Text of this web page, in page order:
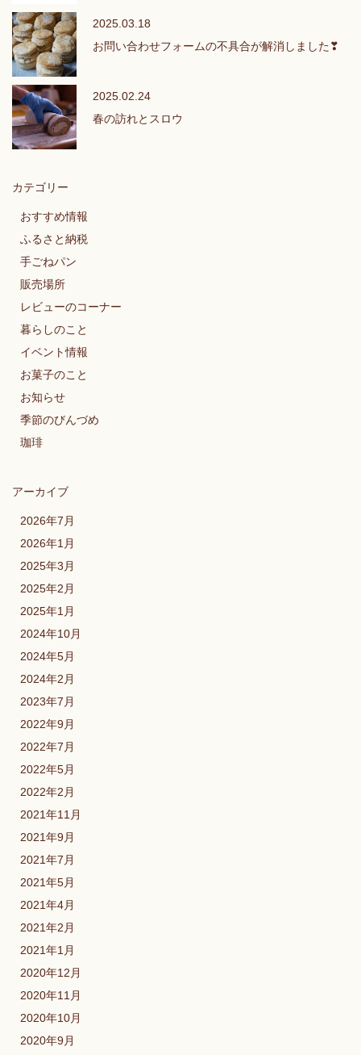
2025.03.18
お問い合わせフォームの不具合が解消しました❣
2025.02.24
春の訪れとスロウ
カテゴリー
おすすめ情報
ふるさと納税
手ごねパン
販売場所
レビューのコーナー
暮らしのこと
イベント情報
お菓子のこと
お知らせ
季節のびんづめ
珈琲
アーカイブ
2026年7月
2026年1月
2025年3月
2025年2月
2025年1月
2024年10月
2024年5月
2024年2月
2023年7月
2022年9月
2022年7月
2022年5月
2022年2月
2021年11月
2021年9月
2021年7月
2021年5月
2021年4月
2021年2月
2021年1月
2020年12月
2020年11月
2020年10月
2020年9月